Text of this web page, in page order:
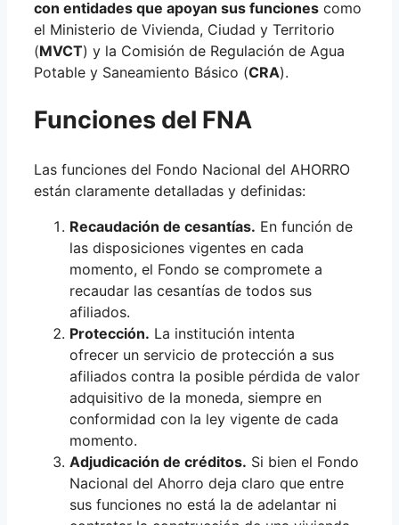
con entidades que apoyan sus funciones como
el Ministerio de Vivienda, Ciudad y Territorio
(MVCT) y la Comisión de Regulación de Agua
Potable y Saneamiento Básico (CRA).
Funciones del FNA
Las funciones del Fondo Nacional del AHORRO
están claramente detalladas y definidas:
Recaudación de cesantías. En función de
las disposiciones vigentes en cada
momento, el Fondo se compromete a
recaudar las cesantías de todos sus
afiliados.
Protección. La institución intenta
ofrecer un servicio de protección a sus
afiliados contra la posible pérdida de valor
adquisitivo de la moneda, siempre en
conformidad con la ley vigente de cada
momento.
Adjudicación de créditos. Si bien el Fondo
Nacional del Ahorro deja claro que entre
sus funciones no está la de adelantar ni